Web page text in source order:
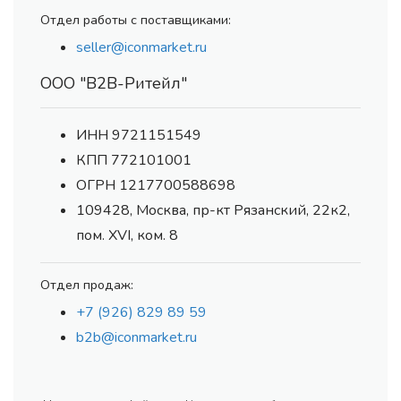
Отдел работы с поставщиками:
seller@iconmarket.ru
ООО "В2В-Ритейл"
ИНН 9721151549
КПП 772101001
ОГРН 1217700588698
109428, Москва, пр-кт Рязанский, 22к2,
пом. XVI, ком. 8
Отдел продаж:
+7 (926) 829 89 59
b2b@iconmarket.ru